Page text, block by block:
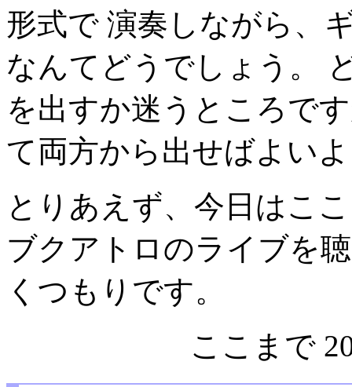
形式で 演奏しながら、
なんてどうでしょう。
を出すか迷うところで
て両方から出せばよい
とりあえず、今日はこ
ブクアトロのライブを
くつもりです。
ここまで